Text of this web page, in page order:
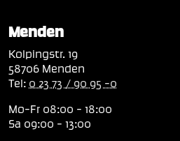
Menden
Kolpingstr. 19
58706 Menden
Tel: 0 23 73 / 90 95 -0
Mo-Fr 08:00 - 18:00
Sa 09:00 - 13:00